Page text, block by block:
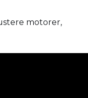
motorer,